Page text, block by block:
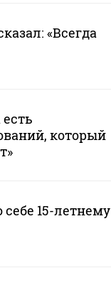
«Всегда
который
15-летнему